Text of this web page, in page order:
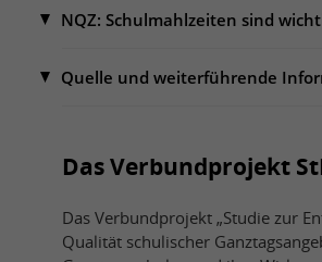
NQZ: Schulmahlzeiten sind
Quelle und weiterführende
Das Verbundprojekt
Das Verbundprojekt „Studie zur
Qualität schulischer